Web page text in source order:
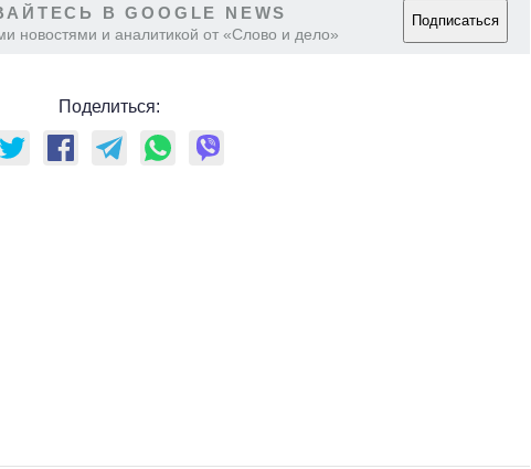
В GOOGLE NEWS
новостями и аналитикой от «Слово и дело»
Подписаться
Поделиться:
танков продала
Украина за годы